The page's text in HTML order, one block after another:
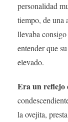
personalidad
tiempo, de una
llevaba
entender que
elevado.
Era un reflejo
la ovejita,